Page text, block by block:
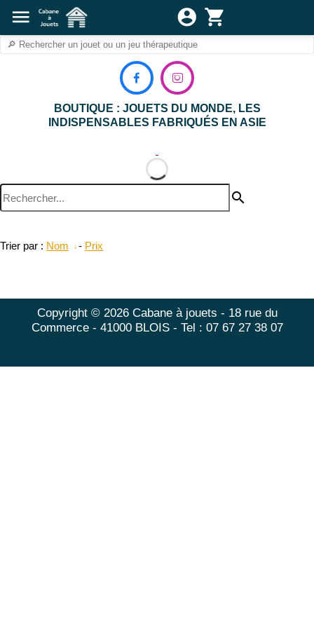
 
BOUTIQUE : JOUETS DU MONDE, LES
INDISPENSABLES FABRIQUÉS EN ASIE
search
Trier par : Nom - Prix
Copyright © 2026 Cabane à jouets - 18 rue du
Commerce - 41000 BLOIS - Tel : 07 67 27 38 07
menu account_circle shopping_cart